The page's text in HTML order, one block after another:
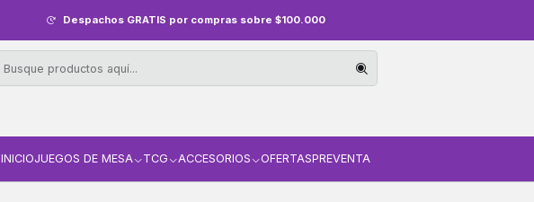
INICIOJUEGOS DE MESA TCG ACCESORIOS OFERTASPREVENTA
Despachos GRATIS por compras sobre $100.000